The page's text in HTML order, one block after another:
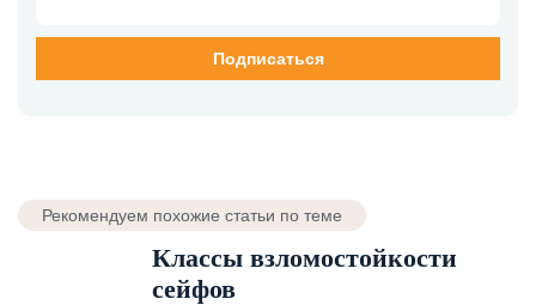
Рекомендуем похожие статьи по теме
Классы взломостойкости
сейфов